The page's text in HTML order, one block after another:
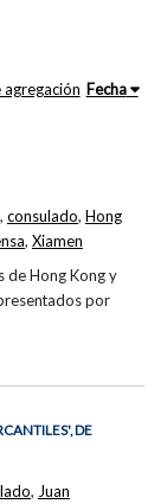
agregación Fecha
de Hong Kong y
por
, consulado, Hong
, Xiamen
DE
, Juan